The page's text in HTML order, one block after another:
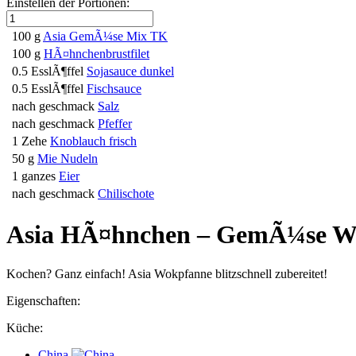
100 g Asia GemÃ¼se Mix TK
100 g HÃ¤hnchenbrustfilet
0.5 EsslÃ¶ffel Sojasauce dunkel
0.5 EsslÃ¶ffel Fischsauce
nach geschmack Salz
nach geschmack Pfeffer
1 Zehe Knoblauch frisch
50 g Mie Nudeln
1 ganzes Eier
nach geschmack Chilischote
Asia HÃ¤hnchen – GemÃ¼se
Kochen? Ganz einfach! Asia Wokpfanne blitzschnell zubereitet!
Eigenschaften:
Küche: